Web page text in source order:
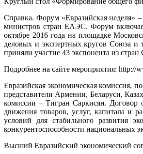
Справка. Форум «Евразийская неделя»
министров стран ЕАЭС. Форум
октябре 2016 года на площадке
деловых и экспертных кругов Союза
приняли участие 43 экспонента из
Подробнее на сайте мероприятия: http://
Евразийская экономическая комиссия,
представители Армении, Беларуси,
комиссии – Тигран Саркисян. Договор
движения товаров, услуг, капитала и
условий для стабильного развития
конкурентоспособности национальных
Высший Евразийский экономический